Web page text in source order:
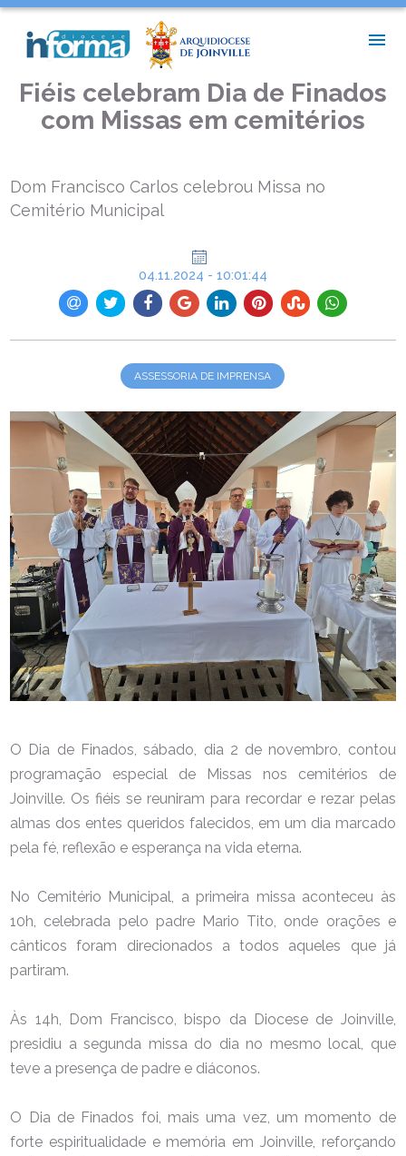
FIÉIS CELEBRAM DIA DE FINADOS COM MISSAS EM CEMITÉRIOS
Fiéis celebram Dia de Finados
com Missas em cemitérios
Dom Francisco Carlos celebrou Missa no
Cemitério Municipal
04.11.2024 - 10:01:44
ASSESSORIA DE IMPRENSA
O Dia de Finados, sábado, dia 2 de novembro, contou
programação especial de Missas nos cemitérios de
Joinville. Os fiéis se reuniram para recordar e rezar pelas
almas dos entes queridos falecidos, em um dia marcado
pela fé, reflexão e esperança na vida eterna.
No Cemitério Municipal, a primeira missa aconteceu às
10h, celebrada pelo padre Mario Tito, onde orações e
cânticos foram direcionados a todos aqueles que já
partiram.
Às 14h, Dom Francisco, bispo da Diocese de Joinville,
presidiu a segunda missa do dia no mesmo local, que
teve a presença de padre e diáconos.
O Dia de Finados foi, mais uma vez, um momento de
forte espiritualidade e memória em Joinville, reforçando